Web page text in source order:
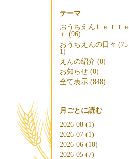
テーマ
おうちえんＬｅｔｔｅ
ｒ (96)
おうちえんの日々 (75
1)
えんの紹介 (0)
お知らせ (0)
全て表示 (848)
月ごとに読む
2026-08 (1)
2026-07 (1)
2026-06 (10)
2026-05 (7)